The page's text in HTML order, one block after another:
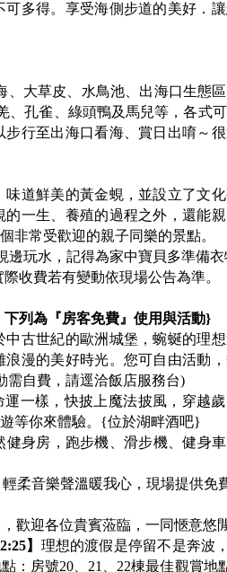
多得。享受海側步道的美好．
、大草皮、水鳥池、出海口生態
、孔雀、綠頭鴨及馬兒等，各式
行至出海口看海、賞日出唷～
道鮮美的黃金蜆，並設立了文化
一生、養殖的過程之外，還能
非常受歡迎的親子同樂的景點。
邊玩水，記得為家中寶貝多準備
收費若有變動依現場公告為準。
列為『房客免費』使用與活動}
古世紀的歐洲城堡，蜿蜒的理
漫的美好時光。您可自由活動
需自費，請逕洽飯店服務台)
一樣，快披上魔法披風，穿越歲
等你來體驗。{位於湖畔酒吧}
身房，跑步機、滑步機、健身
柔音樂聲溫暖我心，現場提供免
歡迎各位貴賓蒞臨，一同愜意
】 理想的渡假是停留不是奔波
房號20、21、22棟最佳觀賞地